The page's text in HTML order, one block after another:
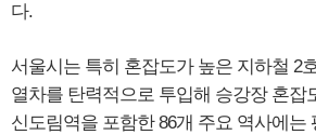
다.
서울시는 특히 혼잡도가 높은 지하철 2
열차를 탄력적으로 투입해 승강장 혼잡
신도림역을 포함한 86개 주요 역사에는